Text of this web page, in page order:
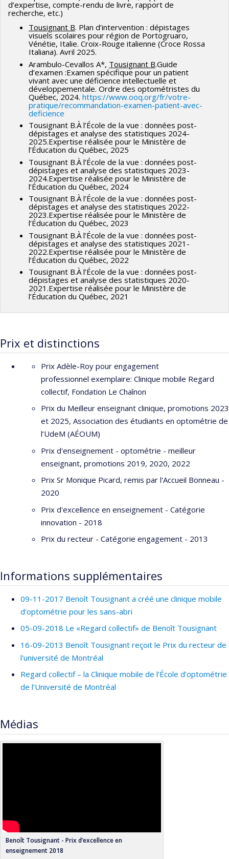
and eye care services utilisation among Nunavik Inuit in
Northern Canada
, Clinical and Experimental Optometry
2021, DOI: 10.1080/08164622.2021.1993057
Tousignant B , Brûlé J.
et de déficience visuelle à Saint-Louis, Sénégal.
Med
Sante Trop. 2021 (accepté 14 juin 2021)
Tousignant, B., Coulibaly, D., Brûlé, J., & Gresset, J.
(2021). Corps étrangers oculaires : évolution des rôles
professionnels et des coûts pour le régime de santé
public du Québec. Canadian Journal of
Optometry, 83(2), 17-24.
https://doi.org/10.15353/cjo.v83i2.4026
Proulx V,Tousignant B. Drugs of abuse and ocular
effects. Clin Exp Optom. 2021 Mar 15:1-12. doi:
10.1080/08164622.2021.1878852. PMID: 33722158.
Tousignant B, Pearce MG, Brûlé J, Sikivou B, Nicholls
G.State of the eye health system in the Pacific: is
medical technology available and used by mid-level eye
Rural and Remote
Health 2020; 20: 5109.
Tousignant B, Garceau MC, Bouffard-Saint-Pierre N,
Bellemare MM, Hanssens JM.Comparing the Netra
Optom. 2019 Nov 26. doi: 10.1111/cxo.13003.
Delpero WT, Robinson BE, Gardiner JA, Nasmith L,
Rowan-Legg A,Tousignant B.Evidence-based clinical
practice guidelines for the periodic eye examination in
children aged 0–5 years in Canada.
2019 Dec;54(6):751-759.Co-published in Can J of
Optom; 2019 Dec;81(4)
Hudson C, Leong D, Loewen E, MacDonald D,
Mandadakis K, Smit H,Tousignant B.Clinical Practice
Guideline: Optometric Care of the Patient with Diabetes.
Canadian Journal of Optometry vol 79, supp 2, 2017
Tousignant, B
palsy in a prison setting. Canadian Journal of Optometry
vol 79 no 3., Sept. 2017
Brûlé J, Tousignant B, Nicholls G, Pearce MG. An in-
Islands.New Zealand Medical Journal. 2017 Aug
11;130(1460):83-86.
Tousignant B, Brûlé J.Prévalence de pathologie oculaire
et de déficience visuelle à l'Île de la Gonâve, Haïti.
Sante Trop. 2017 Aug 1;27(3):326-328.
Brulé J,Tousignant B, Marcotte S, Moreau MC.
Smoking and the eye: what Québec teenagers know and
fear. Clinical and Experimental Optometry, April 2017
d’expertise, compte-rendu de livre, rapport de
recherche, etc.)
Tousignant B. Plan d’intervention : dépistages
visuels scolaires pour région de Portogruaro,
Vénétie, Italie. Croix-Rouge italienne (Croce Rossa
Italiana). Avril 2025.
Arambulo-Cevallos A*, Tousignant B.Guide
d’examen :Examen spécifique pour un patient
vivant avec une déficience intellectuelle et
développementale. Ordre des optométristes du
Québec, 2024. https://www.ooq.org/fr/votre-
pratique/recommandation-examen-patient-avec-
deficience
Tousignant B.À l’École de la vue : données post-
dépistages et analyse des statistiques 2024-
2025.Expertise réalisée pour le Ministère de
l’Éducation du Québec, 2025
Tousignant B.À l’École de la vue : données post-
dépistages et analyse des statistiques 2023-
2024.Expertise réalisée pour le Ministère de
l’Éducation du Québec, 2024
Tousignant B.À l’École de la vue : données post-
dépistages et analyse des statistiques 2022-
2023.Expertise réalisée pour le Ministère de
l’Éducation du Québec, 2023
Tousignant B.À l’École de la vue : données post-
dépistages et analyse des statistiques 2021-
2022.Expertise réalisée pour le Ministère de
l’Éducation du Québec, 2022
Tousignant B.À l’École de la vue : données post-
dépistages et analyse des statistiques 2020-
2021.Expertise réalisée pour le Ministère de
l’Éducation du Québec, 2021
Prix et distinctions
Prix Adèle-Roy pour engagement
professionnel exemplaire: Clinique mobile Regard
collectif, Fondation Le Chaînon
Prix du Meilleur enseignant clinique, promotions 2023
et 2025, Association des étudiants en optométrie de
l’UdeM (AÉOUM)
Prix d'enseignement - optométrie - meilleur
enseignant, promotions 2019, 2020, 2022
Prix Sr Monique Picard, remis par l'Accueil Bonneau -
2020
Prix d'excellence en enseignement - Catégorie
innovation - 2018
Prix du recteur - Catégorie engagement - 2013
Informations supplémentaires
09-11-2017 Benoît Tousignant a créé une clinique mobile
d'optométrie pour les sans-abri
05-09-2018 Le «Regard collectif» de Benoît Tousignant
16-09-2013 Benoît Tousignant reçoit le Prix du recteur de
l'université de Montréal
Regard collectif – la Clinique mobile de l’École d’optométrie
de l’Université de Montréal
Médias
Benoît Tousignant - Prix d’excellence en
enseignement 2018